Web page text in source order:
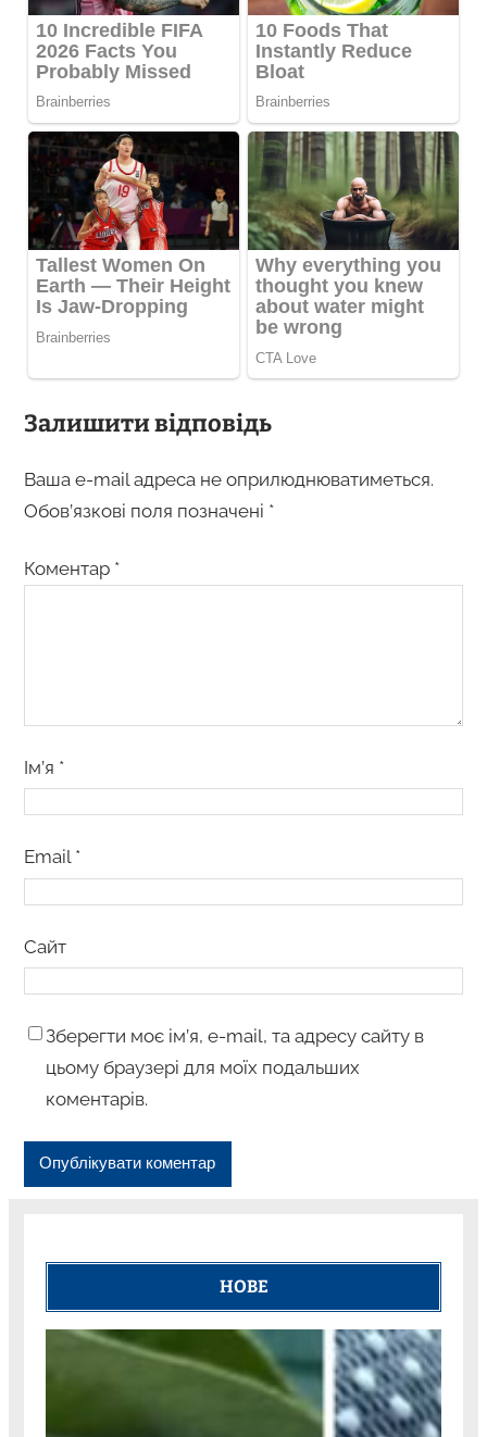
Залишити відповідь
Ваша e-mail адреса не оприлюднюватиметься.
Обов’язкові поля позначені *
Коментар *
Ім’я *
Email *
Сайт
Зберегти моє ім’я, e-mail, та адресу сайту в
цьому браузері для моїх подальших
коментарів.
НОВЕ